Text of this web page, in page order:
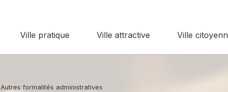
Ville pratique Ville attractive Ville
Autres formalités administratives